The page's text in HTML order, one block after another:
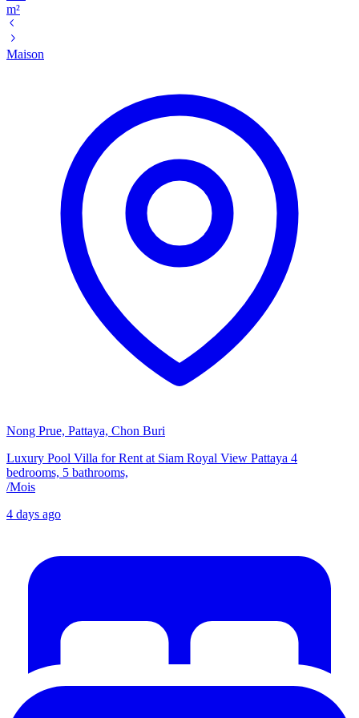
m²
Maison
Nong Prue, Pattaya, Chon Buri
Luxury Pool Villa for Rent at Siam Royal View Pattaya 4
bedrooms, 5 bathrooms,
/Mois
4 days ago